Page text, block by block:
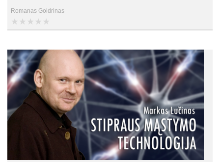
Romanas Goldrinas